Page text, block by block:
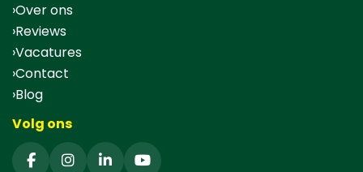
Over ons
Reviews
Vacatures
Contact
Blog
Volg ons